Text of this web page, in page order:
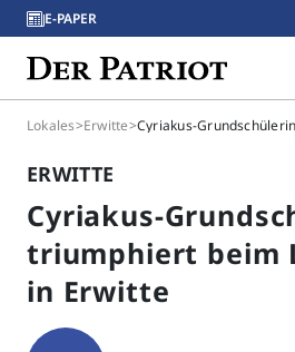
E-PAPER
Lokales>Erwitte>
ERWITTE
Cyriakus-
triumphiert beim
in Erwitte